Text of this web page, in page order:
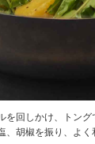
を回しかけ、トン
、胡椒を振り、よく